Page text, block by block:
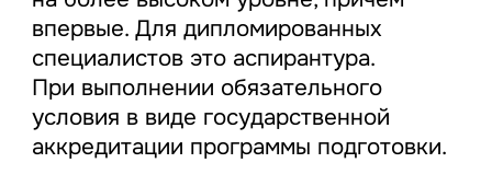
впервые. Для дипломированных
специалистов это аспирантура.
При выполнении обязательного
условия в виде государственной
аккредитации программы подготовки.